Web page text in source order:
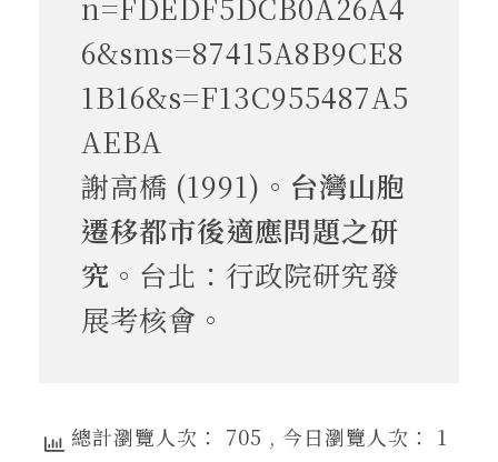
n=FDEDF5DCB0A26A4
6&sms=87415A8B9CE8
1B16&s=F13C955487A5
AEBA
謝高橋 (1991)。 台灣山胞
遷移都市後適應問題之研
究 。台北：行政院研究發
展考核會。
總計瀏覽人次： 705 , 今日瀏覽人次： 1